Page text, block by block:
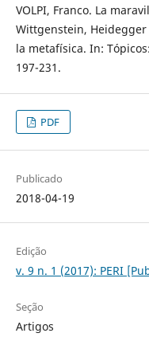
VOLPI, Franco. La
Wittgenstein,
la metafísica. In:
197-231.
PDF
Publicado
2018-04-19
Edição
v. 9 n. 1 (2017): PERI
Seção
Artigos